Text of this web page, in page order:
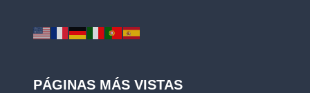
PÁGINAS MÁS VISTAS